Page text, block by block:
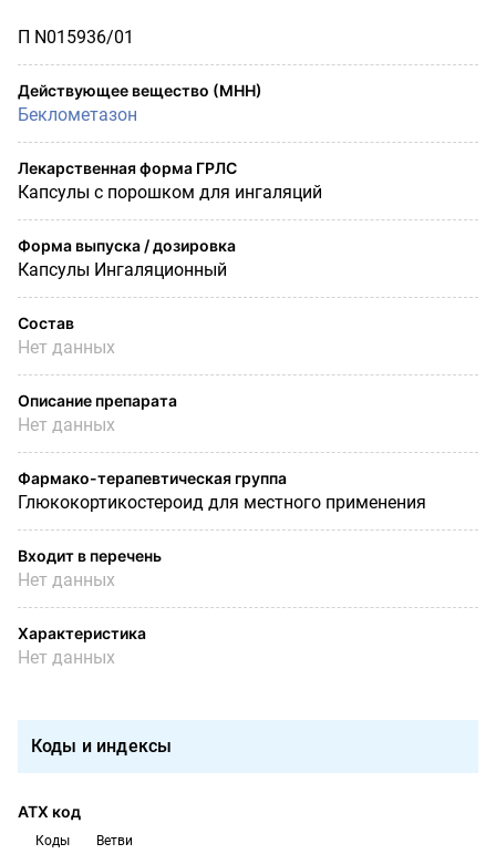
П N015936/01
Действующее вещество (МНН)
Беклометазон
Лекарственная форма ГРЛС
Капсулы с порошком для ингаляций
Форма выпуска / дозировка
Капсулы Ингаляционный
Состав
Нет данных
Описание препарата
Нет данных
Фармако-терапевтическая группа
Глюкокортикостероид для местного применения
Входит в перечень
Нет данных
Характеристика
Нет данных
Коды и индексы
АТХ код
Коды Ветви